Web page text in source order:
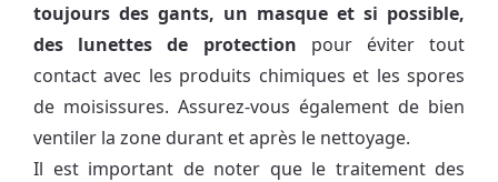
toujours des gants, un masque et si possible,
des lunettes de protection pour éviter tout
contact avec les produits chimiques et les spores
de moisissures. Assurez-vous également de bien
ventiler la zone durant et après le nettoyage.
Il est important de noter que le traitement des